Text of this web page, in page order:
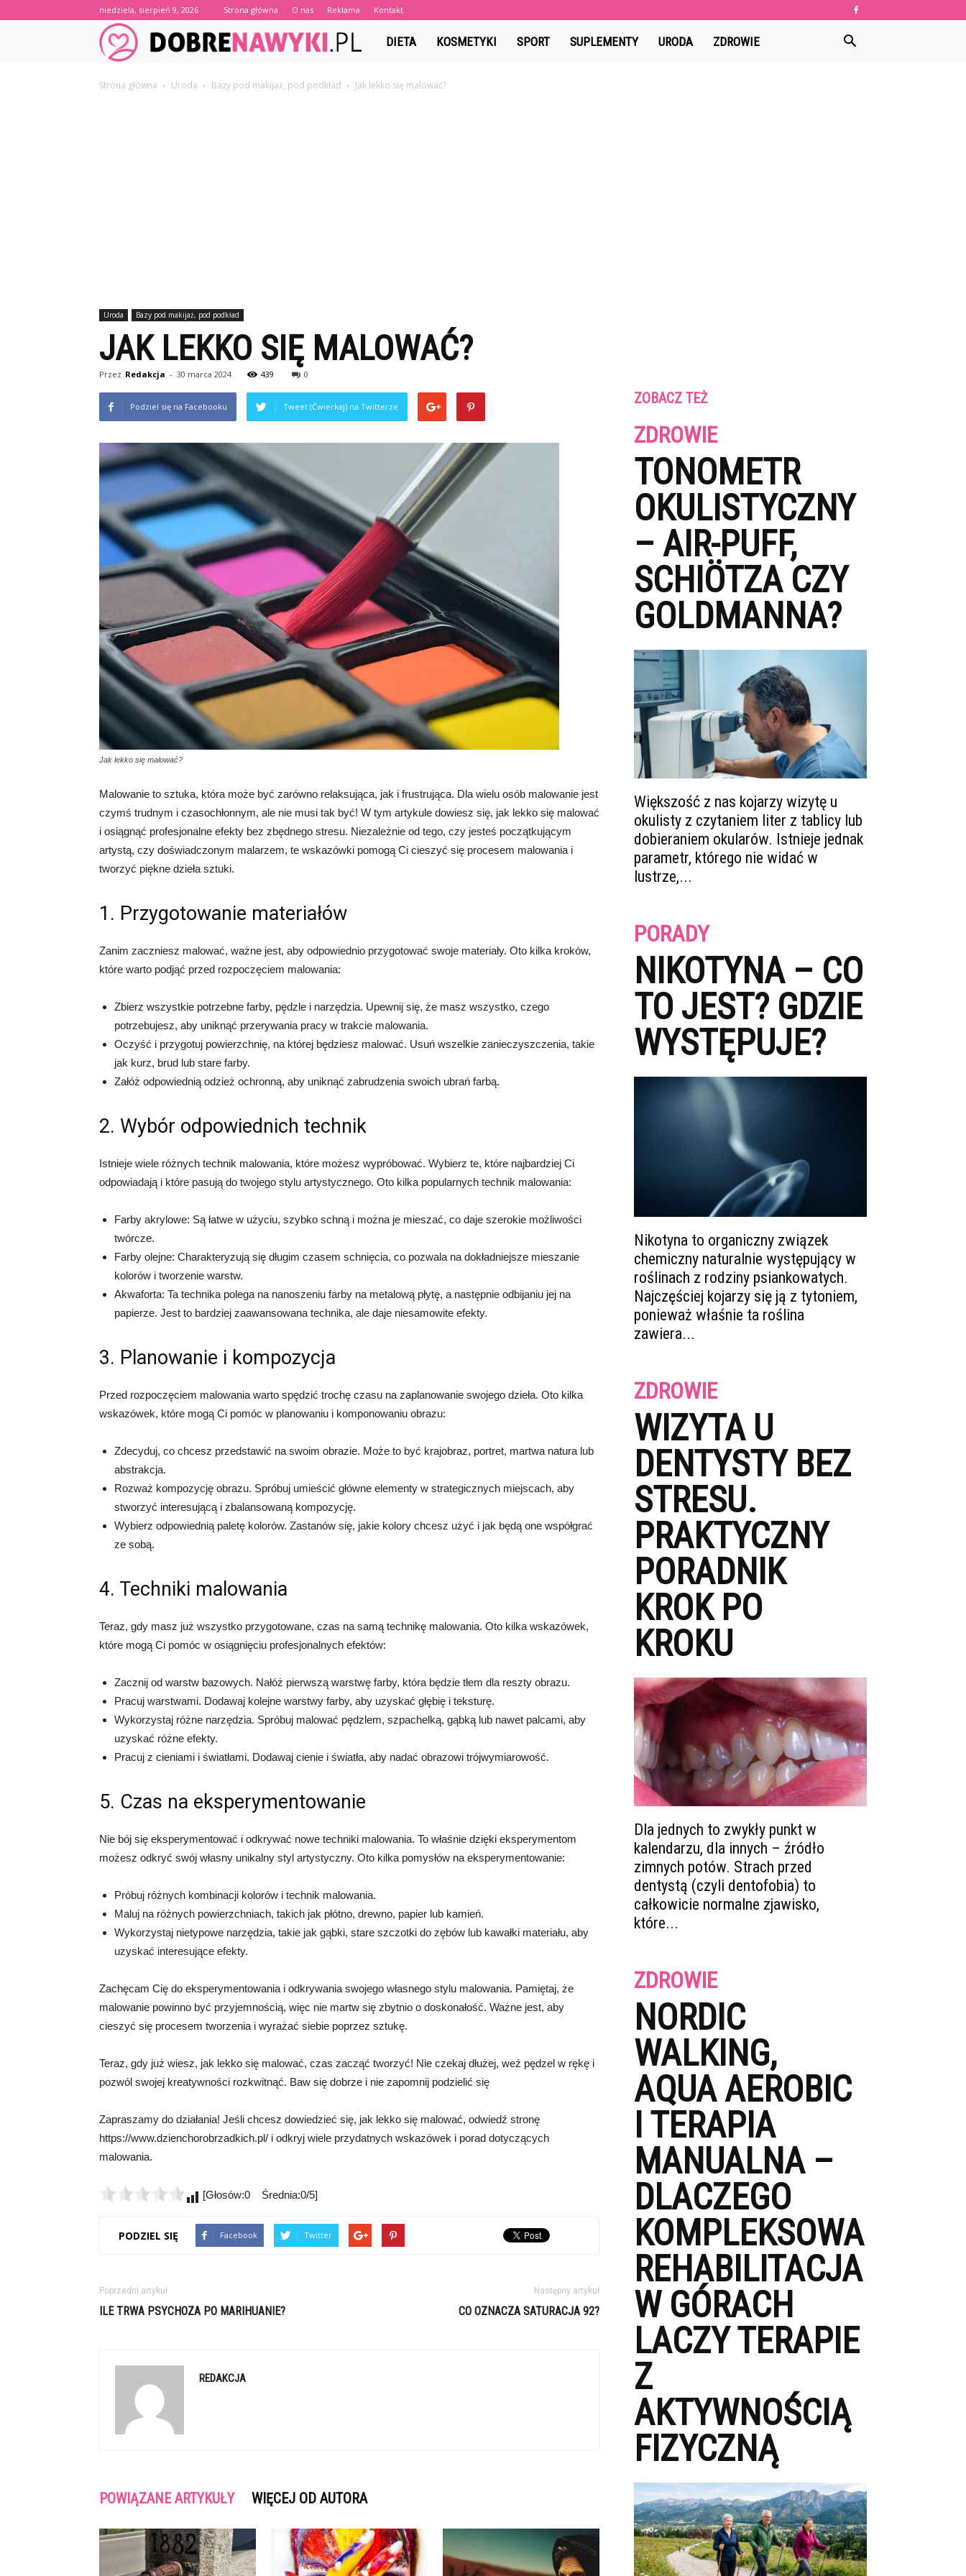
niedziela, sierpień 9, 2026 Strona główna O nas Reklama Kontakt
dobrenawyki.pl
DIETA KOSMETYKI SPORT SUPLEMENTY URODA ZDROWIE
Strona główna Uroda Bazy pod makijaż, pod podkład Jak lekko się malować?
Uroda Bazy pod makijaż, pod podkład
JAK LEKKO SIĘ MALOWAĆ?
Przez Redakcja - 30 marca 2024 439 0
Podziel się na Facebooku Tweet (Ćwierkaj) na Twitterze
Jak lekko się malować?
Malowanie to sztuka, która może być zarówno relaksująca, jak i frustrująca. Dla wielu osób malowanie jest
czymś trudnym i czasochłonnym, ale nie musi tak być! W tym artykule dowiesz się, jak lekko się malować
i osiągnąć profesjonalne efekty bez zbędnego stresu. Niezależnie od tego, czy jesteś początkującym
artystą, czy doświadczonym malarzem, te wskazówki pomogą Ci cieszyć się procesem malowania i
tworzyć piękne dzieła sztuki.
1. Przygotowanie materiałów
Zanim zaczniesz malować, ważne jest, aby odpowiednio przygotować swoje materiały. Oto kilka kroków,
które warto podjąć przed rozpoczęciem malowania:
Zbierz wszystkie potrzebne farby, pędzle i narzędzia. Upewnij się, że masz wszystko, czego
potrzebujesz, aby uniknąć przerywania pracy w trakcie malowania.
Oczyść i przygotuj powierzchnię, na której będziesz malować. Usuń wszelkie zanieczyszczenia, takie
jak kurz, brud lub stare farby.
Załóż odpowiednią odzież ochronną, aby uniknąć zabrudzenia swoich ubrań farbą.
2. Wybór odpowiednich technik
Istnieje wiele różnych technik malowania, które możesz wypróbować. Wybierz te, które najbardziej Ci
odpowiadają i które pasują do twojego stylu artystycznego. Oto kilka popularnych technik malowania:
Farby akrylowe: Są łatwe w użyciu, szybko schną i można je mieszać, co daje szerokie możliwości
twórcze.
Farby olejne: Charakteryzują się długim czasem schnięcia, co pozwala na dokładniejsze mieszanie
kolorów i tworzenie warstw.
Akwaforta: Ta technika polega na nanoszeniu farby na metalową płytę, a następnie odbijaniu jej na
papierze. Jest to bardziej zaawansowana technika, ale daje niesamowite efekty.
3. Planowanie i kompozycja
Przed rozpoczęciem malowania warto spędzić trochę czasu na zaplanowanie swojego dzieła. Oto kilka
wskazówek, które mogą Ci pomóc w planowaniu i komponowaniu obrazu:
Zdecyduj, co chcesz przedstawić na swoim obrazie. Może to być krajobraz, portret, martwa natura lub
abstrakcja.
Rozważ kompozycję obrazu. Spróbuj umieścić główne elementy w strategicznych miejscach, aby
stworzyć interesującą i zbalansowaną kompozycję.
Wybierz odpowiednią paletę kolorów. Zastanów się, jakie kolory chcesz użyć i jak będą one współgrać
ze sobą.
4. Techniki malowania
Teraz, gdy masz już wszystko przygotowane, czas na samą technikę malowania. Oto kilka wskazówek,
które mogą Ci pomóc w osiągnięciu profesjonalnych efektów:
Zacznij od warstw bazowych. Nałóż pierwszą warstwę farby, która będzie tłem dla reszty obrazu.
Pracuj warstwami. Dodawaj kolejne warstwy farby, aby uzyskać głębię i teksturę.
Wykorzystaj różne narzędzia. Spróbuj malować pędzlem, szpachelką, gąbką lub nawet palcami, aby
uzyskać różne efekty.
Pracuj z cieniami i światłami. Dodawaj cienie i światła, aby nadać obrazowi trójwymiarowość.
5. Czas na eksperymentowanie
Nie bój się eksperymentować i odkrywać nowe techniki malowania. To właśnie dzięki eksperymentom
możesz odkryć swój własny unikalny styl artystyczny. Oto kilka pomysłów na eksperymentowanie:
Próbuj różnych kombinacji kolorów i technik malowania.
Maluj na różnych powierzchniach, takich jak płótno, drewno, papier lub kamień.
Wykorzystaj nietypowe narzędzia, takie jak gąbki, stare szczotki do zębów lub kawałki materiału, aby
uzyskać interesujące efekty.
Zachęcam Cię do eksperymentowania i odkrywania swojego własnego stylu malowania. Pamiętaj, że
malowanie powinno być przyjemnością, więc nie martw się zbytnio o doskonałość. Ważne jest, aby
cieszyć się procesem tworzenia i wyrażać siebie poprzez sztukę.
Teraz, gdy już wiesz, jak lekko się malować, czas zacząć tworzyć! Nie czekaj dłużej, weź pędzel w rękę i
pozwól swojej kreatywności rozkwitnąć. Baw się dobrze i nie zapomnij podzielić się
Zapraszamy do działania! Jeśli chcesz dowiedzieć się, jak lekko się malować, odwiedź stronę
https://www.dzienchorobrzadkich.pl/ i odkryj wiele przydatnych wskazówek i porad dotyczących
malowania.
[Głosów:0 Średnia:0/5]
PODZIEL SIĘ Facebook Twitter
Poprzedni artykuł
ILE TRWA PSYCHOZA PO MARIHUANIE?
Następny artykuł
CO OZNACZA SATURACJA 92?
REDAKCJA
POWIĄZANE ARTYKUŁY WIĘCEJ OD AUTORA
ZOBACZ TEŻ
ZDROWIE
TONOMETR
OKULISTYCZNY
– AIR-PUFF,
SCHIÖTZA CZY
GOLDMANNA?
Większość z nas kojarzy wizytę u
okulisty z czytaniem liter z tablicy lub
dobieraniem okularów. Istnieje jednak
parametr, którego nie widać w
lustrze,...
PORADY
NIKOTYNA – CO
TO JEST? GDZIE
WYSTĘPUJE?
Nikotyna to organiczny związek
chemiczny naturalnie występujący w
roślinach z rodziny psiankowatych.
Najczęściej kojarzy się ją z tytoniem,
ponieważ właśnie ta roślina
zawiera...
ZDROWIE
WIZYTA U
DENTYSTY BEZ
STRESU.
PRAKTYCZNY
PORADNIK
KROK PO
KROKU
Dla jednych to zwykły punkt w
kalendarzu, dla innych – źródło
zimnych potów. Strach przed
dentystą (czyli dentofobia) to
całkowicie normalne zjawisko,
które...
ZDROWIE
NORDIC
WALKING,
AQUA AEROBIC
I TERAPIA
MANUALNA –
DLACZEGO
KOMPLEKSOWA
REHABILITACJA
W GÓRACH
LACZY TERAPIE
Z
AKTYWNOŚCIĄ
FIZYCZNĄ